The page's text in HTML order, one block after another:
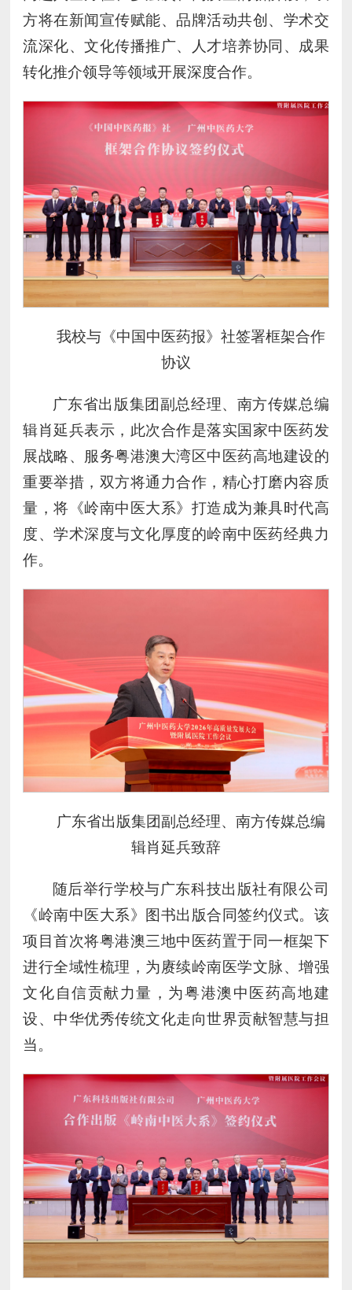
方将在新闻宣传赋能、品牌活动共创、学术交
流深化、文化传播推广、人才培养协同、成果
转化推介领导等领域开展深度合作。
我校与《中国中医药报》社签署框架合作
协议
广东省出版集团副总经理、南方传媒总编
辑肖延兵表示，此次合作是落实国家中医药发
展战略、服务粤港澳大湾区中医药高地建设的
重要举措，双方将通力合作，精心打磨内容质
量，将《岭南中医大系》打造成为兼具时代高
度、学术深度与文化厚度的岭南中医药经典力
作。
广东省出版集团副总经理、南方传媒总编
辑肖延兵致辞
随后举行学校与广东科技出版社有限公司
《岭南中医大系》图书出版合同签约仪式。该
项目首次将粤港澳三地中医药置于同一框架下
进行全域性梳理，为赓续岭南医学文脉、增强
文化自信贡献力量，为粤港澳中医药高地建
设、中华优秀传统文化走向世界贡献智慧与担
当。